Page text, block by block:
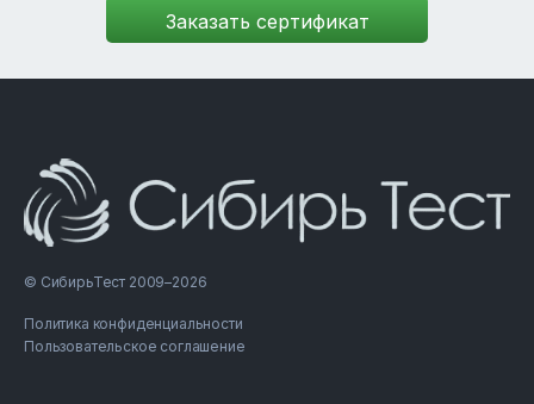
© СибирьТест 2009–2026
Политика конфиденциальности
Пользовательское соглашение